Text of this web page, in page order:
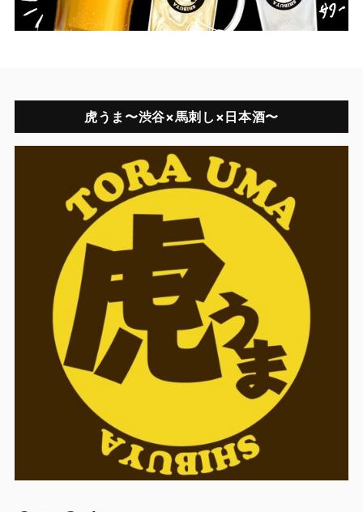
虎うま〜渋谷×馬刺し×日本酒〜